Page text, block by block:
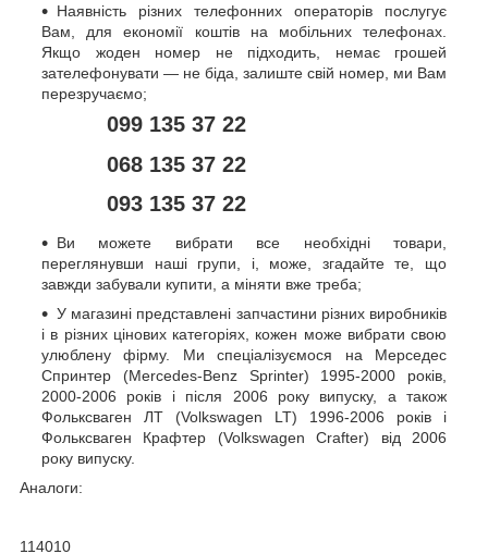
Наявність різних телефонних операторів послугує
Вам, для економії коштів на мобільних телефонах.
Якщо жоден номер не підходить, немає грошей
зателефонувати — не біда, залиште свій номер, ми Вам
перезручаємо;
099 135 37 22
068 135 37 22
093 135 37 22
Ви можете вибрати все необхідні товари,
переглянувши наші групи, і, може, згадайте те, що
завжди забували купити, а міняти вже треба;
У магазині представлені запчастини різних виробників
і в різних цінових категоріях, кожен може вибрати свою
улюблену фірму. Ми спеціалізуємося на Мерседес
Спринтер (Mercedes-Benz Sprinter) 1995-2000 років,
2000-2006 років і після 2006 року випуску, а також
Фольксваген ЛТ (Volkswagen LT) 1996-2006 років і
Фольксваген Крафтер (Volkswagen Crafter) від 2006
року випуску.
Аналоги:
114010